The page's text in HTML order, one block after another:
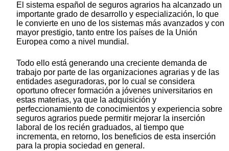
El sistema español de seguros agrarios ha alcanzado un
importante grado de desarrollo y especialización, lo que
le convierte en uno de los sistemas más avanzados y con
mayor prestigio, tanto entre los países de la Unión
Europea como a nivel mundial.
Todo ello está generando una creciente demanda de
trabajo por parte de las organizaciones agrarias y de las
entidades aseguradoras, por lo cual se considera
oportuno ofrecer formación a jóvenes universitarios en
estas materias, ya que la adquisición y
perfeccionamiento de conocimientos y experiencia sobre
seguros agrarios puede permitir mejorar la inserción
laboral de los recién graduados, al tiempo que
incrementa, en retorno, los beneficios de esta inserción
para la propia sociedad en general.